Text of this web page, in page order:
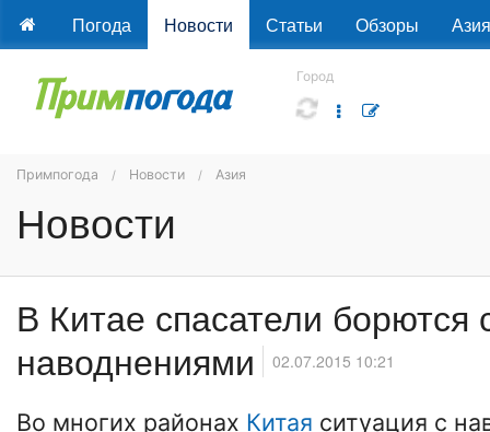
Погода Новости Статьи Обзоры Азия
Город
Примпогода Новости Азия
Новости
В Китае спасатели
наводнениями
02.07.2015 10:21
Во многих районах Китая ситуация с